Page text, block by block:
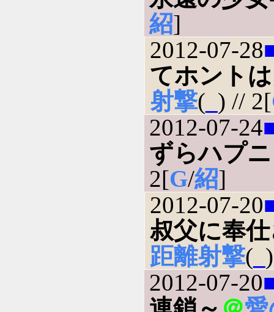
紹]
2012-07-28
てホント
射撃( ) // 2[
2012-07-24
ずらハプ
2[G/紹]
2012-07-20
叔父に奉
距離射撃(
2012-07-20